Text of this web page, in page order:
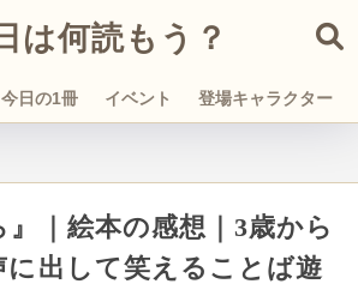
は何読もう？
今日の1冊 イベント 登場キャラクター
』｜絵本の感想｜3歳から
に出して笑えることば遊